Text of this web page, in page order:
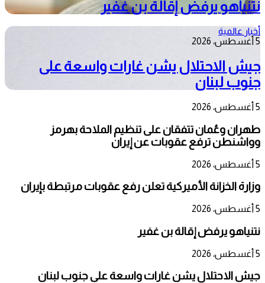
نتنياهو يرفض إقالة بن غفير
أخبار عالمية
5 أغسطس، 2026
جيش الاحتلال يشن غارات واسعة على
جنوب لبنان
5 أغسطس، 2026
طهران وعُمان تتفقان على تنظيم الملاحة بهرمز
وواشنطن ترفع عقوبات عن إيران
5 أغسطس، 2026
وزارة الخزانة الأميركية تعلن رفع عقوبات مرتبطة بإيران
5 أغسطس، 2026
نتنياهو يرفض إقالة بن غفير
5 أغسطس، 2026
جيش الاحتلال يشن غارات واسعة على جنوب لبنان